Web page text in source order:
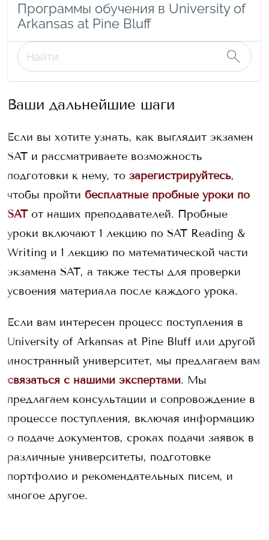
Программы обучения в University of
Arkansas at Pine Bluff
Ваши дальнейшие шаги
Если вы хотите узнать, как выглядит экзамен
SAT и рассматриваете возможность
подготовки к нему, то зарегистрируйтесь,
чтобы пройти бесплатные пробные уроки по
SAT от наших преподавателей. Пробные
уроки включают 1 лекцию по SAT Reading &
Writing и 1 лекцию по математической части
экзамена SAT, а также тесты для проверки
усвоения материала после каждого урока.
Если вам интересен процесс поступления в
University of Arkansas at Pine Bluff или другой
иностранный университет, мы предлагаем вам
связаться с нашими экспертами. Мы
предлагаем консультации и сопровождение в
процессе поступления, включая информацию
о подаче документов, сроках подачи заявок в
различные университеты, подготовке
портфолио и рекомендательных писем, и
многое другое.